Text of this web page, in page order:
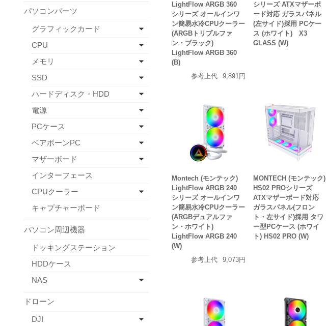
LightFlow ARGB 360
シリーズ オールインワ
ン簡易水冷CPUクーラー
(ARGBトリプルファ
ン・ブラック)
LightFlow ARGB 360
(B)
参考上代
9,891円
シリーズ ATXマザーボ
ード対応 ガラスパネル
(左サイド)採用 PCケー
ス (ホワイト) X3
GLASS (W)
Montech (モンテック)
LightFlow ARGB 240
シリーズ オールインワ
ン簡易水冷CPUクーラー
(ARGBデュアルファ
ン・ホワイト)
LightFlow ARGB 240
(W)
参考上代
9,073円
MONTECH (モンテック)
HS02 PROシリーズ
ATXマザーボード対応
ガラスパネル(フロン
ト・左サイド)採用 タワ
ー型PCケース (ホワイ
ト) HS02 PRO (W)
パソコンパーツ
グラフィックカード
CPU
メモリ
SSD
ハードディスク・HDD
電源
PCケース
ベアボーンPC
マザーボード
インターフェース
CPUクーラー
キャプチャーボード
パソコン周辺機器
ドッキングステーション
HDDケース
NAS
ドローン
DJI